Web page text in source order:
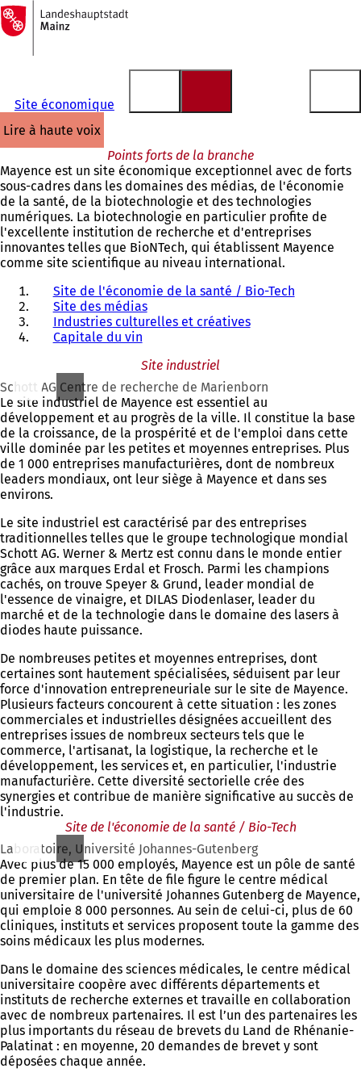
Accéder au contenu
Vers
la
page
d'accueil
Site économique
lire à haute voix
Points forts de la branche
Mayence est un site économique exceptionnel avec de forts
sous-cadres dans les domaines des médias, de l'économie
de la santé, de la biotechnologie et des technologies
numériques. La biotechnologie en particulier profite de
l'excellente institution de recherche et d'entreprises
innovantes telles que BioNTech, qui établissent Mayence
comme site scientifique au niveau international.
Site de l'économie de la santé / Bio-Tech
Site des médias
Industries culturelles et créatives
Capitale du vin
Site industriel
Schott AG Centre de recherche de Marienborn
Le site industriel de Mayence est essentiel au
développement et au progrès de la ville. Il constitue la base
de la croissance, de la prospérité et de l'emploi dans cette
ville dominée par les petites et moyennes entreprises. Plus
de 1 000 entreprises manufacturières, dont de nombreux
leaders mondiaux, ont leur siège à Mayence et dans ses
environs.
Le site industriel est caractérisé par des entreprises
traditionnelles telles que le groupe technologique mondial
Schott AG. Werner & Mertz est connu dans le monde entier
grâce aux marques Erdal et Frosch. Parmi les champions
cachés, on trouve Speyer & Grund, leader mondial de
l'essence de vinaigre, et DILAS Diodenlaser, leader du
marché et de la technologie dans le domaine des lasers à
diodes haute puissance.
De nombreuses petites et moyennes entreprises, dont
certaines sont hautement spécialisées, séduisent par leur
force d'innovation entrepreneuriale sur le site de Mayence.
Plusieurs facteurs concourent à cette situation : les zones
commerciales et industrielles désignées accueillent des
entreprises issues de nombreux secteurs tels que le
commerce, l'artisanat, la logistique, la recherche et le
développement, les services et, en particulier, l'industrie
manufacturière. Cette diversité sectorielle crée des
synergies et contribue de manière significative au succès de
l'industrie.
Site de l'économie de la santé / Bio-Tech
Laboratoire, Université Johannes-Gutenberg
Avec plus de 15 000 employés, Mayence est un pôle de santé
de premier plan. En tête de file figure le centre médical
universitaire de l'université Johannes Gutenberg de Mayence,
qui emploie 8 000 personnes. Au sein de celui-ci, plus de 60
cliniques, instituts et services proposent toute la gamme des
soins médicaux les plus modernes.
Dans le domaine des sciences médicales, le centre médical
universitaire coopère avec différents départements et
instituts de recherche externes et travaille en collaboration
avec de nombreux partenaires. Il est l’un des partenaires les
plus importants du réseau de brevets du Land de Rhénanie-
Palatinat : en moyenne, 20 demandes de brevet y sont
déposées chaque année.